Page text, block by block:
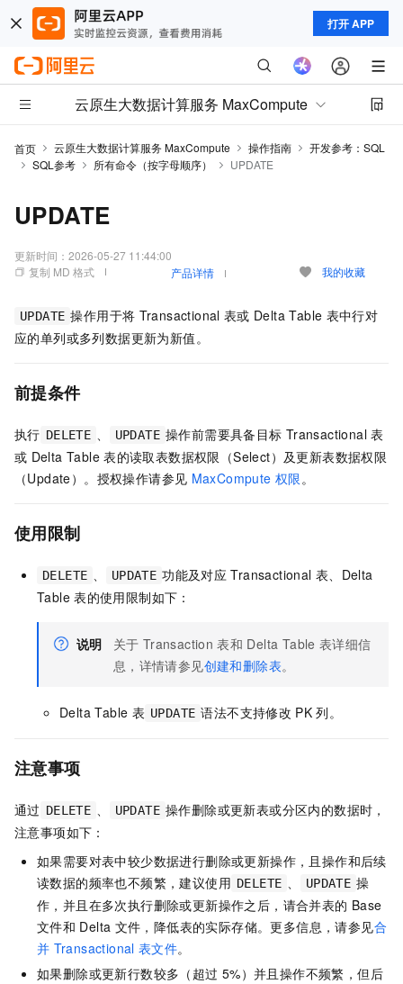
打开 APP
云原生大数据计算服务 MaxCompute
首页 云原生大数据计算服务 MaxCompute 操作指南
开发参考：SQL
SQL参考
所有命令（按字母顺序） UPDATE
UPDATE
更新时间： 2026-05-27 11:44:00
复制 MD 格式
产品详情 我的收藏
UPDATE 操作用于将 Transactional 表或 Delta Table 表中行对
应的单列或多列数据更新为新值。
前提条件
执行 DELETE 、 UPDATE 操作前需要具备目标 Transactional 表
或 Delta Table 表的读取表数据权限（Select）及更新表数据权限
（Update）。授权操作请参见 MaxCompute 权限。
使用限制
DELETE 、 UPDATE 功能及对应 Transactional 表、Delta
Table 表的使用限制如下：
说明 关于 Transaction 表和 Delta Table 表详细信
息，详情请参见创建和删除表。
Delta Table 表 UPDATE 语法不支持修改 PK 列。
注意事项
通过 DELETE 、 UPDATE 操作删除或更新表或分区内的数据时，
注意事项如下：
如果需要对表中较少数据进行删除或更新操作，且操作和后续
读数据的频率也不频繁，建议使用 DELETE 、 UPDATE 操
作，并且在多次执行删除或更新操作之后，请合并表的 Base
文件和 Delta 文件，降低表的实际存储。更多信息，请参见合
并 Transactional 表文件。
如果删除或更新行数较多（超过 5%）并且操作不频繁，但后